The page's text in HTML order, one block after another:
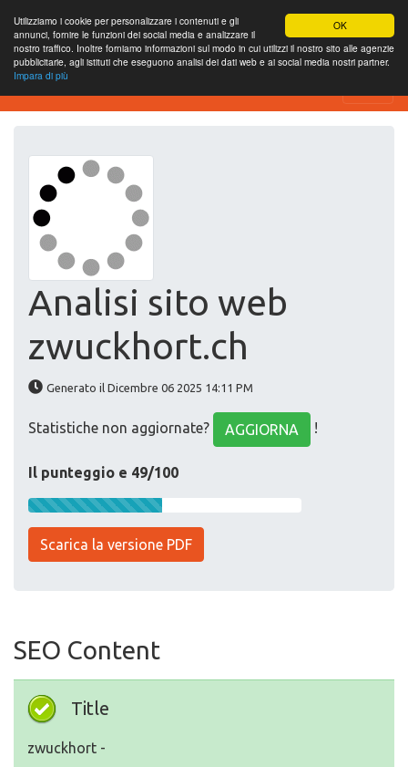
OK
Utilizziamo i cookie per personalizzare i contenuti e gli
annunci, fornire le funzioni dei social media e analizzare il
nostro traffico. Inoltre forniamo informazioni sul modo in cui utilizzi il nostro sito alle agenzie
pubblicitarie, agli istituti che eseguono analisi dei dati web e ai social media nostri partner.
Impara di più
Website-SEO-Überprüfung
Analisi sito web
zwuckhort.ch
Generato il Dicembre 06 2025 14:11 PM
Statistiche non aggiornate? AGGIORNA !
Il punteggio e 49/100
Scarica la versione PDF
SEO Content
Title
zwuckhort -